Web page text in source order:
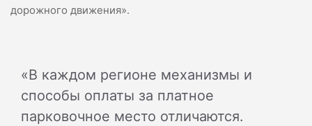
дорожного движения».
«В каждом регионе механизмы и
способы оплаты за платное
парковочное место отличаются.